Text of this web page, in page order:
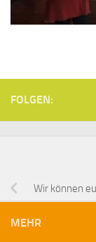
FOLGEN:
Wir können
MEHR